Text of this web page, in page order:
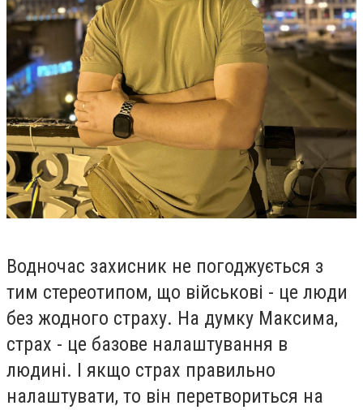
Водночас захисник не погоджується з
тим стереотипом, що військові - це люди
без жодного страху. На думку Максима,
страх - це базове налаштування в
людині. І якщо страх правильно
налаштувати, то він перетвориться на